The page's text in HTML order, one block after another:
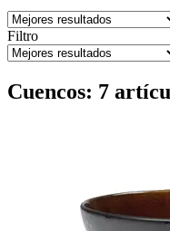
Filtro
Cuencos: 7